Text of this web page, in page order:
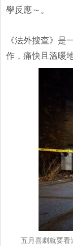
學反應～。
《法外搜查》是
作，痛快且溫暖
五月喜劇就要看